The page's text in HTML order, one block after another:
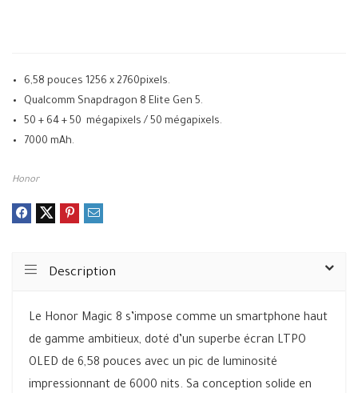
6,58 pouces 1256 x 2760pixels.
Qualcomm Snapdragon 8 Elite Gen 5.
50 + 64 + 50 mégapixels / 50 mégapixels.
7000 mAh.
Honor
Description
Le Honor Magic 8 s’impose comme un smartphone haut
de gamme ambitieux, doté d’un superbe écran LTPO
OLED de 6,58 pouces avec un pic de luminosité
impressionnant de 6000 nits. Sa conception solide en